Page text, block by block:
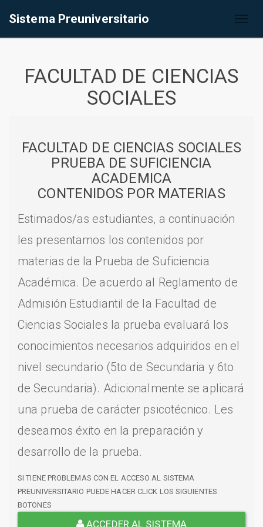
Sistema Preuniversitario
FACULTAD DE CIENCIAS
SOCIALES
FACULTAD DE CIENCIAS SOCIALES
PRUEBA DE SUFICIENCIA
ACADEMICA
CONTENIDOS POR MATERIAS
Estimados/as estudiantes, a continuación
les presentamos los contenidos por
materias de la Prueba de Suficiencia
Académica. De acuerdo al Reglamento de
Admisión Estudiantil de la Facultad de
Ciencias Sociales la prueba evaluará los
conocimientos necesarios adquiridos en el
nivel secundario (5to de Secundaria y 6to
de Secundaria). Adicionalmente se aplicará
una prueba de carácter psicotécnico. Les
deseamos éxito en la preparación y
desarrollo de la prueba.
SI TIENE PROBLEMAS CON EL ACCESO AL SISTEMA
PREUNIVERSITARIO PUEDE HACER CLICK LOS SIGUIENTES
BOTONES
ACCEDER AL SISTEMA